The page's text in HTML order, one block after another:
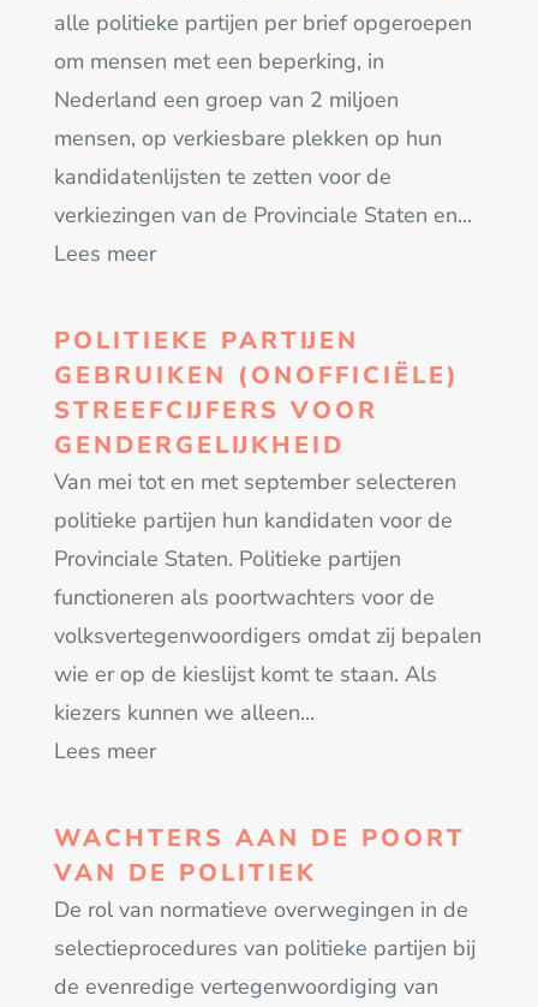
alle politieke partijen per brief opgeroepen
om mensen met een beperking, in
Nederland een groep van 2 miljoen
mensen, op verkiesbare plekken op hun
kandidatenlijsten te zetten voor de
verkiezingen van de Provinciale Staten en...
Lees meer
POLITIEKE PARTIJEN
GEBRUIKEN (ONOFFICIËLE)
STREEFCIJFERS VOOR
GENDERGELIJKHEID
Van mei tot en met september selecteren
politieke partijen hun kandidaten voor de
Provinciale Staten. Politieke partijen
functioneren als poortwachters voor de
volksvertegenwoordigers omdat zij bepalen
wie er op de kieslijst komt te staan. Als
kiezers kunnen we alleen...
Lees meer
WACHTERS AAN DE POORT
VAN DE POLITIEK
De rol van normatieve overwegingen in de
selectieprocedures van politieke partijen bij
de evenredige vertegenwoordiging van